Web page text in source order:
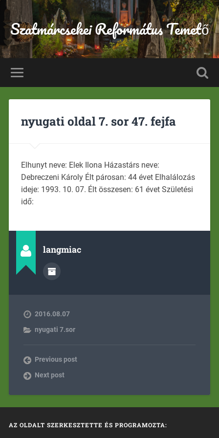
Szatmárcsekei Református Temető
nyugati oldal 7. sor 47. fejfa
Elhunyt neve: Elek Ilona Házastárs neve:
Debreczeni Károly Élt párosan: 44 évet Elhalálozás
ideje: 1993. 10. 07. Élt összesen: 61 évet Születési
idő:
langmiac
2016.08.07
nyugati 7.sor
Previous post
Next post
AZ OLDALT SZERKESZTETTE ÉS PROGRAMOZTA: